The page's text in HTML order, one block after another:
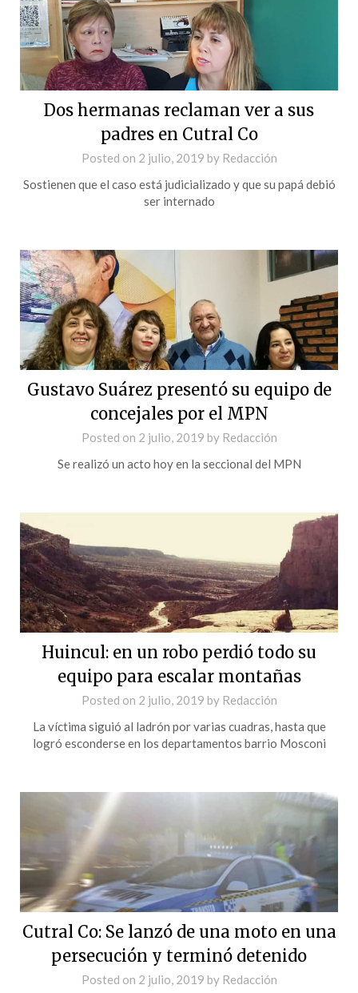
Dos hermanas reclaman ver a sus
padres en Cutral Co
Posted on 2 julio, 2019 by Redacción
Sostienen que el caso está judicializado y que su papá debió
ser internado
Gustavo Suárez presentó su equipo de
concejales por el MPN
Posted on 2 julio, 2019 by Redacción
Se realizó un acto hoy en la seccional del MPN
Huincul: en un robo perdió todo su
equipo para escalar montañas
Posted on 2 julio, 2019 by Redacción
La víctima siguió al ladrón por varias cuadras, hasta que
logró esconderse en los departamentos barrio Mosconi
Cutral Co: Se lanzó de una moto en una
persecución y terminó detenido
Posted on 2 julio, 2019 by Redacción